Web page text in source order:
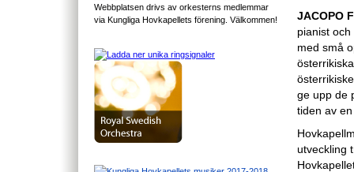
Webbplatsen drivs av orkesterns medlemmar
via Kungliga Hovkapellets förening. Välkommen!
JACOPO
pianist
med små
ge upp de
tiden av
utveckling